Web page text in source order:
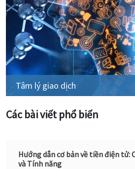
Tâm lý giao dịch
Các bài viết phổ biến
Hướng dẫn cơ bản về tiền điện tử:
và Tính năng